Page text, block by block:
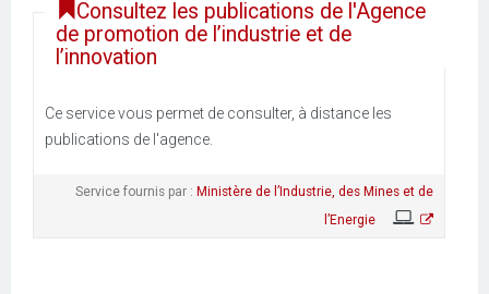
Consultez les publications de l'Agence
de promotion de l’industrie et de
l’innovation
Ce service vous permet de consulter, à distance les
publications de l'agence.
Service fournis par : Ministère de l’Industrie, des Mines et de
l’Energie